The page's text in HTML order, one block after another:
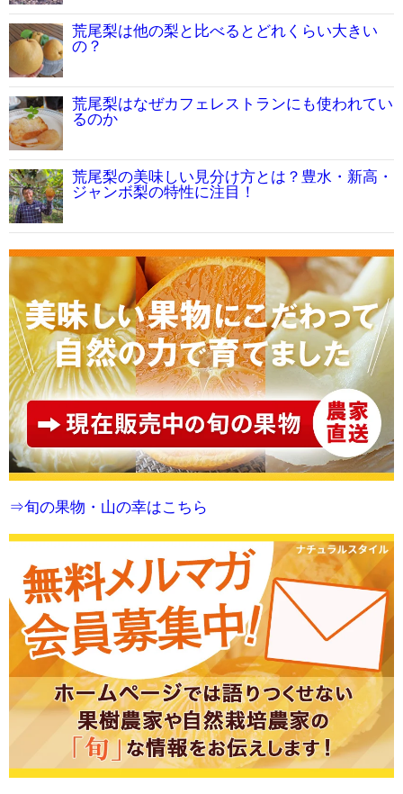
荒尾梨は他の梨と比べるとどれくらい大きい
の？
荒尾梨はなぜカフェレストランにも使われてい
るのか
荒尾梨の美味しい見分け方とは？豊水・新高・
ジャンボ梨の特性に注目！
⇒旬の果物・山の幸はこちら